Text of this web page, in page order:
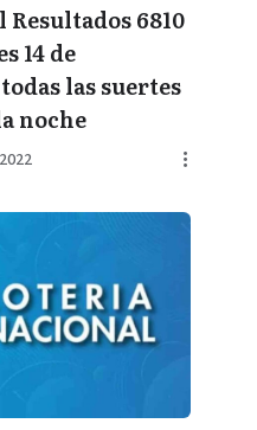
6810
14 de
las suertes
noche